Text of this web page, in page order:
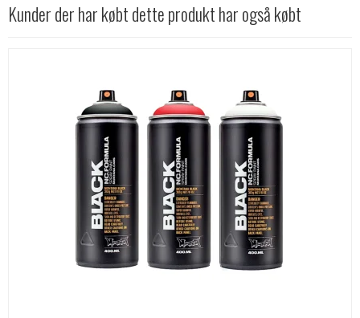
Kunder der har købt dette produkt har også købt